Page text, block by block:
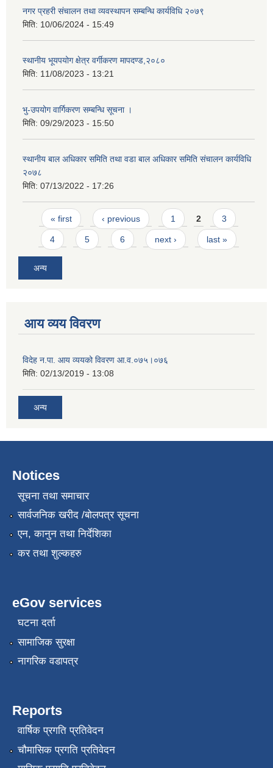
नगर प्रहरी संचालन तथा व्यवस्थापन सम्बन्धि कार्यविधि २०७९
मिति: 10/06/2024 - 15:49
स्थानीय भूयपयोग क्षेत्र वर्गीकरण मापदण्ड,२०८०
मिति: 11/08/2023 - 13:21
भु-उपयोग वार्गिकरण सम्बन्धि सूचना ।
मिति: 09/29/2023 - 15:50
स्थानीय बाल अधिकार समिति तथा वडा बाल अधिकार समिति संचालन कार्यविधि
२०७८
मिति: 07/13/2022 - 17:26
Pages
« first ‹ previous 1 2 3
4 5 6 next › last »
अन्य
आय व्यय विवरण
विदेह न.पा. आय व्ययको विवरण आ.व.०७५।०७६
मिति: 02/13/2019 - 13:08
अन्य
Notices
सूचना तथा समाचार
सार्वजनिक खरीद /बोलपत्र सूचना
एन, कानुन तथा निर्देशिका
कर तथा शुल्कहरु
eGov services
घटना दर्ता
सामाजिक सुरक्षा
नागरिक वडापत्र
Reports
वार्षिक प्रगति प्रतिवेदन
चौमासिक प्रगति प्रतिवेदन